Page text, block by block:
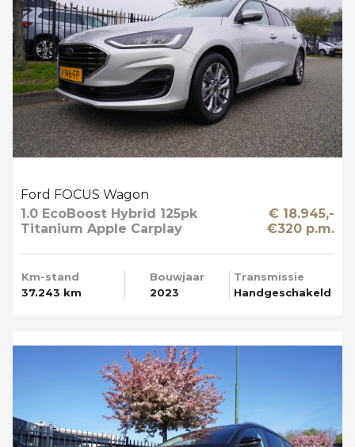
Ford FOCUS Wagon
1.0 EcoBoost Hybrid 125pk
Titanium Apple Carplay
€ 18.945,-
€320 p.m.
Km-stand
37.243 km
Bouwjaar
2023
Transmissie
Handgeschakeld